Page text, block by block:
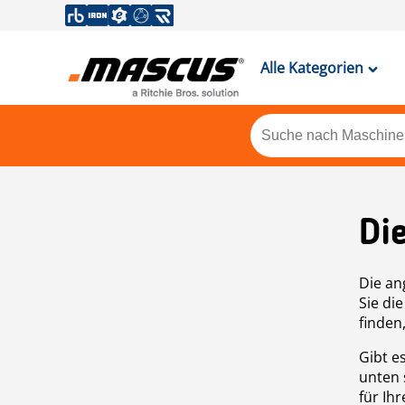
Alle Kategorien
Die
Sie
Gibt
unten
für